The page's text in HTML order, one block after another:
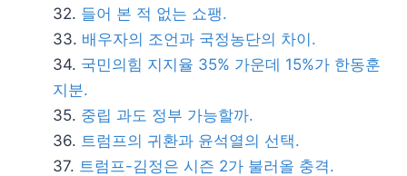
들어 본 적 없는 쇼팽.
배우자의 조언과 국정농단의 차이.
국민의힘 지지율 35% 가운데 15%가 한동훈
지분.
중립 과도 정부 가능할까.
트럼프의 귀환과 윤석열의 선택.
트럼프-김정은 시즌 2가 불러올 충격.